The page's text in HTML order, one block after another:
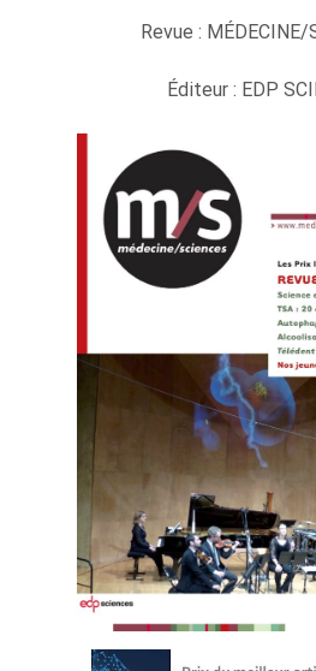
Revue : MÉDECINE/
Éditeur : EDP